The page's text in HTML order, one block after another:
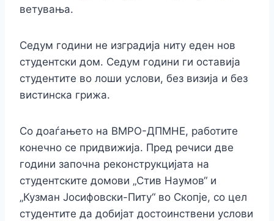
ветувања.
Седум години не изградија ниту еден нов
студентски дом. Седум години ги оставија
студентите во лоши услови, без визија и без
вистинска грижа.
Со доаѓањето на ВМРО-ДПМНЕ, работите
конечно се придвижија. Пред речиси две
години започна реконструкцијата на
студентските домови „Стив Наумов“ и
„Кузман Јосифовски-Питу“ во Скопје, со цел
студентите да добијат достоинствени услови